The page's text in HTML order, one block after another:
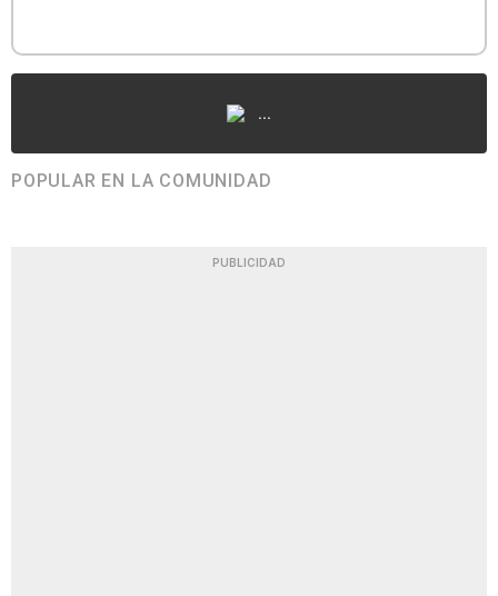
...
POPULAR EN LA COMUNIDAD
PUBLICIDAD